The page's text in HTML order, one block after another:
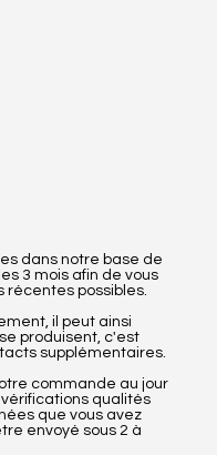
dans notre base de
3 mois afin de vous
récentes possibles.
il peut ainsi
produisent, c'est
supplémentaires.
commande au jour
qualités
que vous avez
envoyé sous 2 à